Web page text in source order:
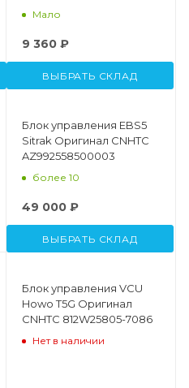
Мало
9 360 ₽
ВЫБРАТЬ СКЛАД
Блок управления EBS5
Sitrak Оригинал CNHTC
AZ992558500003
более 10
49 000 ₽
ВЫБРАТЬ СКЛАД
Блок управления VCU
Howo T5G Оригинал
CNHTC 812W25805-7086
Нет в наличии